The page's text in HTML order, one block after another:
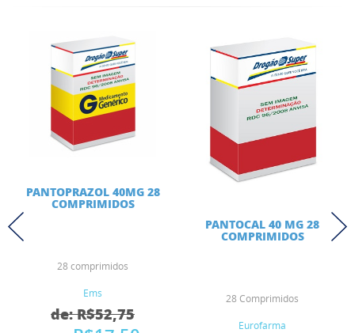
PANTOPRAZOL 40MG 28
COMPRIMIDOS
28 comprimidos
Ems
de: R$52,75
PANTOCAL 40 MG 28
COMPRIMIDOS
28 Comprimidos
Eurofarma